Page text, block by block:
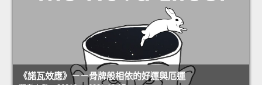
《諾瓦效應》－－骨牌般相依的好運與厄運